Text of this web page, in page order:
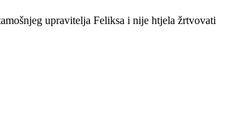
upravitelja Feliksa i nije htjela žrtvovati